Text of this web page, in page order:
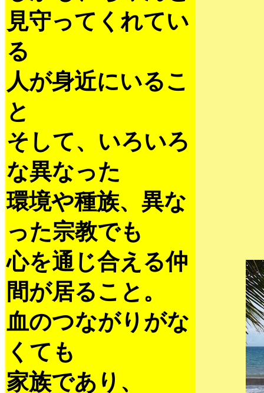
見守ってくれてい
る
人が身近にいるこ
と
そして、いろいろ
な異なった
環境や種族、異な
った宗教でも
心を通じ合える仲
間が居ること。
血のつながりがな
くても
家族であり、